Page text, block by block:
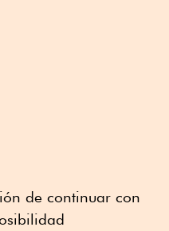
de continuar con